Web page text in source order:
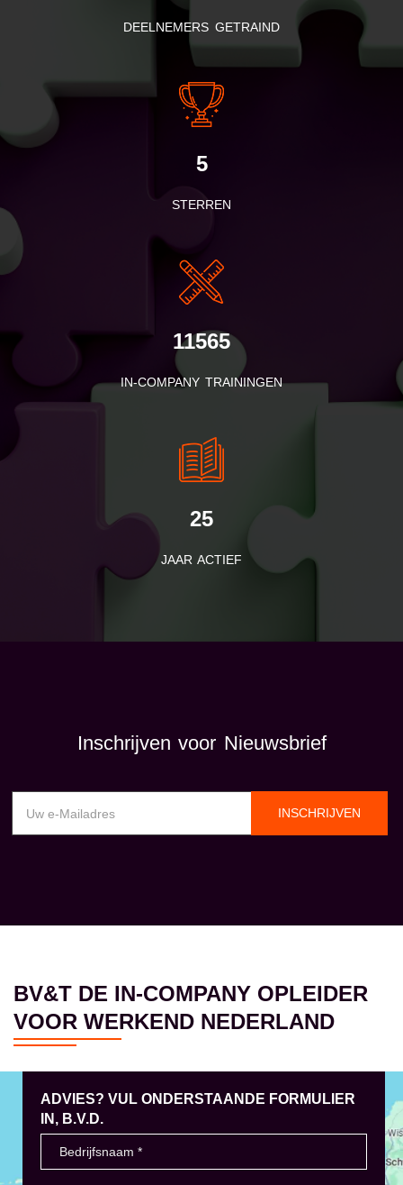
DEELNEMERS GETRAIND
5
STERREN
11565
IN-COMPANY TRAININGEN
25
JAAR ACTIEF
Inschrijven voor Nieuwsbrief
INSCHRIJVEN
BV&T DE IN-COMPANY OPLEIDER
VOOR WERKEND NEDERLAND
ADVIES? VUL ONDERSTAANDE FORMULIER
IN, B.V.D.